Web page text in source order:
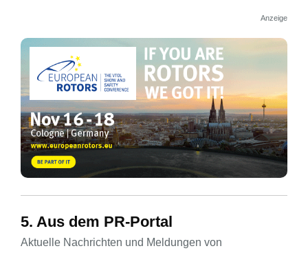
Anzeige
5. Aus dem PR-Portal
Aktuelle Nachrichten und Meldungen von